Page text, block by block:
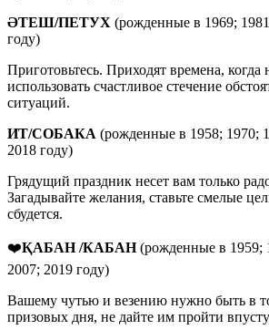
ӘТЕШ/ПЕТУХ (рожденные в 1969;
году)
Приготовьтесь. Приходят времена,
использовать счастливое стечение
ситуаций.
ИТ/СОБАКА (рожденные в 1958; 1970;
2018 году)
Грядущий праздник несет вам только
Загадывайте желания, ставьте смелые
сбудется.
❤️ҚАБАН /КАБАН(рожденные в 1959;
2007; 2019 году)
Вашему чутью и везению нужно быть в
призовых дня, не дайте им пройти